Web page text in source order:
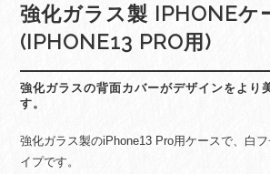
強化ガラス製 IPHONEケ
(IPHONE13 PRO用)
強化ガラスの背面カバーがデザインをより
す。
強化ガラス製のiPhone13 Pro用ケースで、白
イプです。